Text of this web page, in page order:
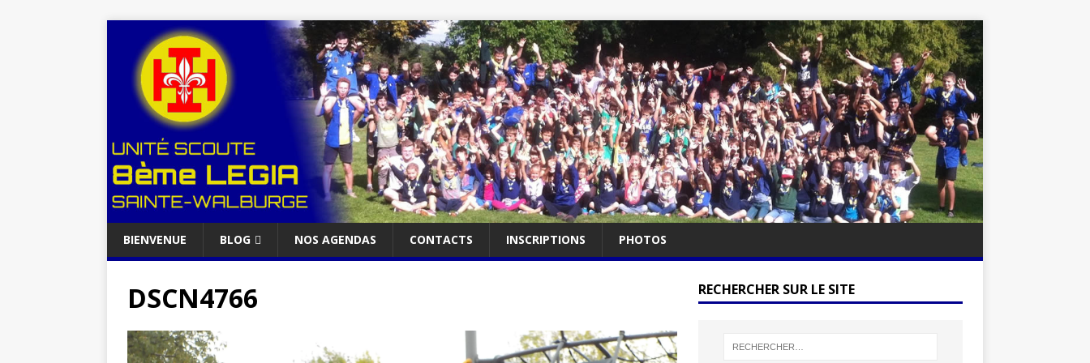
BIENVENUE BLOG NOS AGENDAS CONTACTS INSCRIPTIONS PHOTOS
DSCN4766 RECHERCHER SUR LE SITE